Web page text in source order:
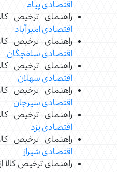
اقتصادی پیام
راهنمای ترخیص
اقتصادی امیر آباد
راهنمای ترخیص
اقتصادی سلفچگان
راهنمای ترخیص
اقتصادی سهلان
راهنمای ترخیص
اقتصادی سیرجان
راهنمای ترخیص
اقتصادی یزد
راهنمای ترخیص
اقتصادی شیراز
راهنمای ترخیص کالا